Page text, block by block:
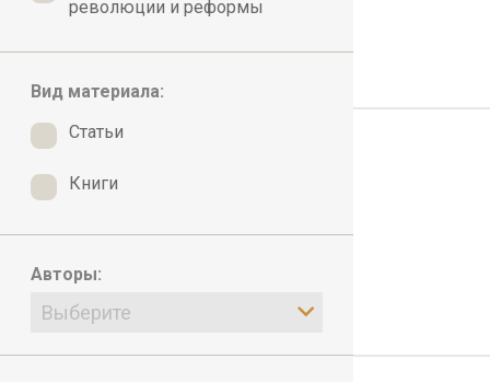
революции и реформы
Вид материала:
Статьи
Книги
Авторы:
Выберите